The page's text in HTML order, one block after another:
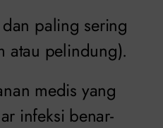
paling sering
atau pelindung).
medis yang
infeksi benar-